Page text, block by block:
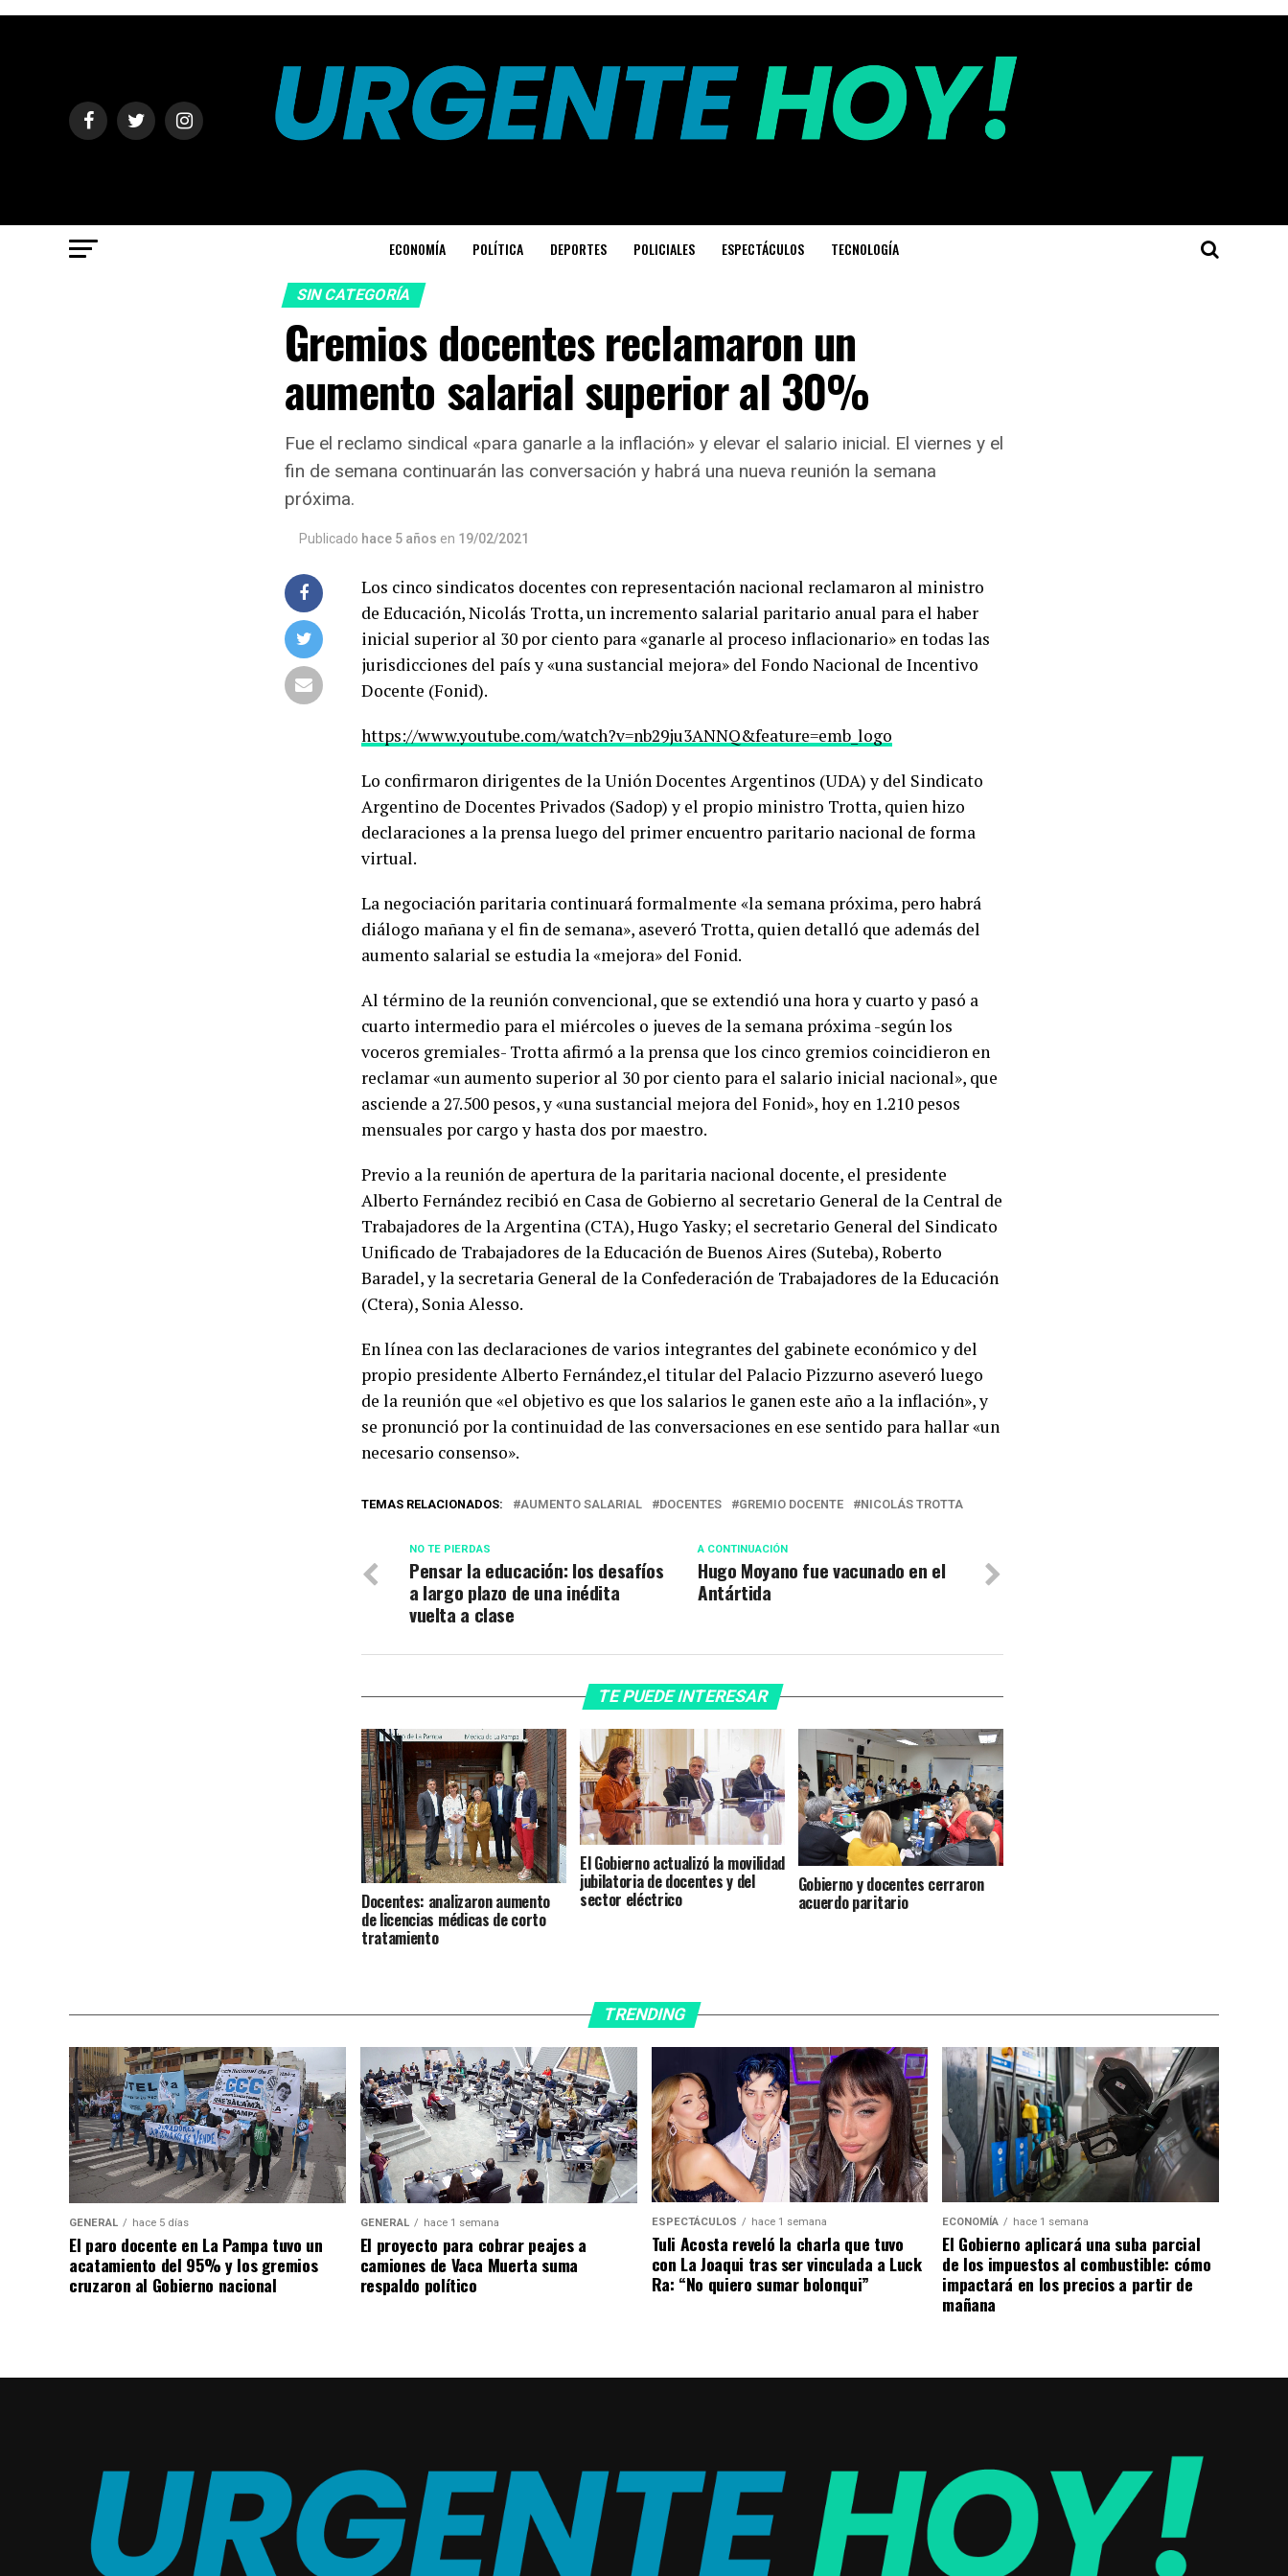
ECONOMÍA POLÍTICA DEPORTES POLICIALES ESPECTÁCULOS TECNOLOGÍA
SIN CATEGORÍA
Gremios docentes reclamaron un
aumento salarial superior al 30%
Fue el reclamo sindical «para ganarle a la inflación» y elevar el salario inicial. El viernes y el
fin de semana continuarán las conversación y habrá una nueva reunión la semana
próxima.
Publicado hace 5 años en 19/02/2021
Los cinco sindicatos docentes con representación nacional reclamaron al ministro
de Educación, Nicolás Trotta, un incremento salarial paritario anual para el haber
inicial superior al 30 por ciento para «ganarle al proceso inflacionario» en todas las
jurisdicciones del país y «una sustancial mejora» del Fondo Nacional de Incentivo
Docente (Fonid).
https://www.youtube.com/watch?v=nb29ju3ANNQ&feature=emb_logo
Lo confirmaron dirigentes de la Unión Docentes Argentinos (UDA) y del Sindicato
Argentino de Docentes Privados (Sadop) y el propio ministro Trotta, quien hizo
declaraciones a la prensa luego del primer encuentro paritario nacional de forma
virtual.
La negociación paritaria continuará formalmente «la semana próxima, pero habrá
diálogo mañana y el fin de semana», aseveró Trotta, quien detalló que además del
aumento salarial se estudia la «mejora» del Fonid.
Al término de la reunión convencional, que se extendió una hora y cuarto y pasó a
cuarto intermedio para el miércoles o jueves de la semana próxima -según los
voceros gremiales- Trotta afirmó a la prensa que los cinco gremios coincidieron en
reclamar «un aumento superior al 30 por ciento para el salario inicial nacional», que
asciende a 27.500 pesos, y «una sustancial mejora del Fonid», hoy en 1.210 pesos
mensuales por cargo y hasta dos por maestro.
Previo a la reunión de apertura de la paritaria nacional docente, el presidente
Alberto Fernández recibió en Casa de Gobierno al secretario General de la Central de
Trabajadores de la Argentina (CTA), Hugo Yasky; el secretario General del Sindicato
Unificado de Trabajadores de la Educación de Buenos Aires (Suteba), Roberto
Baradel, y la secretaria General de la Confederación de Trabajadores de la Educación
(Ctera), Sonia Alesso.
En línea con las declaraciones de varios integrantes del gabinete económico y del
propio presidente Alberto Fernández,el titular del Palacio Pizzurno aseveró luego
de la reunión que «el objetivo es que los salarios le ganen este año a la inflación», y
se pronunció por la continuidad de las conversaciones en ese sentido para hallar «un
necesario consenso».
TEMAS RELACIONADOS: AUMENTO SALARIAL DOCENTES GREMIO DOCENTE NICOLÁS TROTTA
A CONTINUACIÓN
Hugo Moyano fue vacunado en el
Antártida
NO TE PIERDAS
Pensar la educación: los desafíos
a largo plazo de una inédita
vuelta a clase
TE PUEDE INTERESAR
Docentes: analizaron aumento
de licencias médicas de corto
tratamiento
El Gobierno actualizó la movilidad
jubilatoria de docentes y del
sector eléctrico
Gobierno y docentes cerraron
acuerdo paritario
TRENDING
GENERAL hace 5 días
El paro docente en La Pampa tuvo un
acatamiento del 95% y los gremios
cruzaron al Gobierno nacional
GENERAL hace 1 semana
El proyecto para cobrar peajes a
camiones de Vaca Muerta suma
respaldo político
ESPECTÁCULOS hace 1 semana
Tuli Acosta reveló la charla que tuvo
con La Joaqui tras ser vinculada a Luck
Ra: “No quiero sumar bolonqui”
ECONOMÍA hace 1 semana
El Gobierno aplicará una suba parcial
de los impuestos al combustible: cómo
impactará en los precios a partir de
mañana